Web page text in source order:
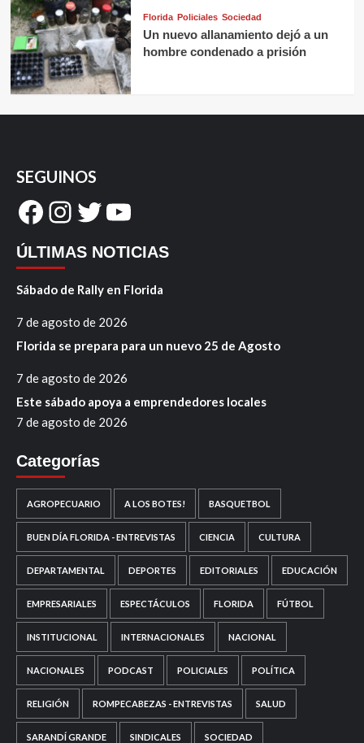
Florida Policiales Sociedad
Un nuevo allanamiento dejó a un
hombre condenado a prisión
SEGUINOS
Facebook
Instagram
Twitter
YouTube
ÚLTIMAS NOTICIAS
Sábado de Rally en Florida
7 de agosto de 2026
Florida se prepara para un nuevo 25 de Agosto
7 de agosto de 2026
Este sábado apoya a emprendedores locales
7 de agosto de 2026
Categorías
AGROPECUARIO A LOS BOTES! BASQUETBOL
BUEN DÍA FLORIDA - ENTREVISTAS CIENCIA CULTURA
DEPARTAMENTAL DEPORTES EDITORIALES EDUCACIÓN
EMPRESARIALES ESPECTÁCULOS FLORIDA FÚTBOL
INSTITUCIONAL INTERNACIONALES NACIONAL
NACIONALES PODCAST POLICIALES POLÍTICA
RELIGIÓN ROMPECABEZAS - ENTREVISTAS SALUD
SARANDÍ GRANDE SINDICALES SOCIEDAD